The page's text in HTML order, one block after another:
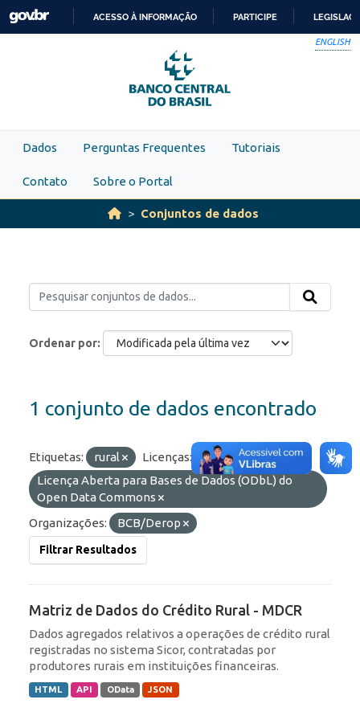
Skip to main content
PARA
O
CONTEÚDO
ACESSO À INFORMAÇÃO PARTICIPE
ENGLISH
Dados Perguntas Frequentes Tutoriais
Contato Sobre o Portal
Conjuntos de dados
Ordenar por
1 conjunto de dados encontrado
Etiquetas: rural
Licenças:
Licença Aberta para Bases de Dados (ODbL) do
Open Data Commons
Organizações:
BCB/Derop
Filtrar Resultados
Matriz de Dados do Crédito Rural - MDCR
Dados agregados relativos a operações de crédito rural
registradas no sistema Sicor, contratadas por
produtores rurais em instituições financeiras.
HTML API OData JSON